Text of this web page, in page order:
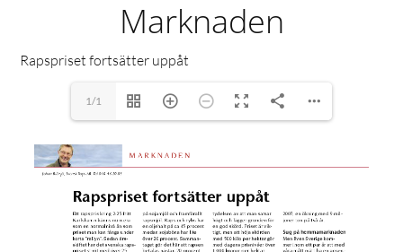
Marknaden
Rapspriset fortsätter uppåt
1/1